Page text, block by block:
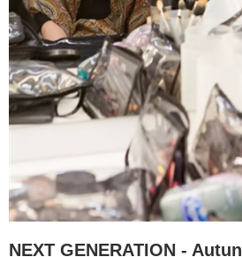
NEXT GENERATION -